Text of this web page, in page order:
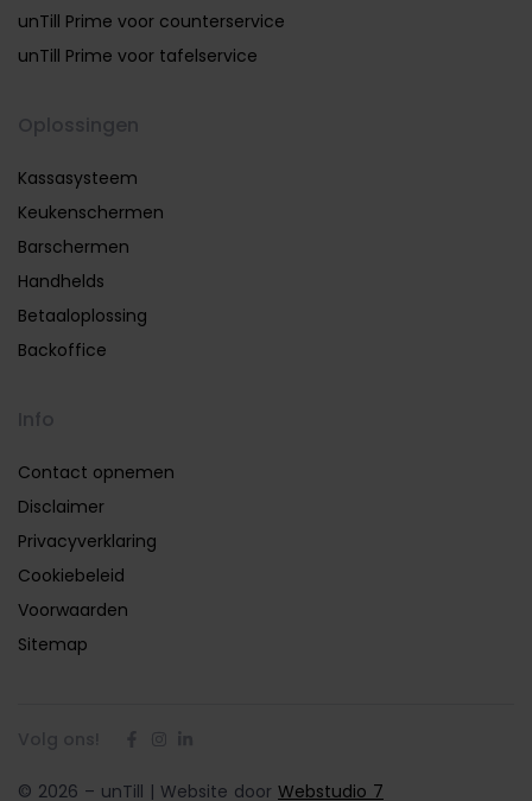
unTill Prime voor counterservice
unTill Prime voor tafelservice
Kassasysteem
Keukenschermen
Barschermen
Handhelds
Betaaloplossing
Backoffice
Contact opnemen
Disclaimer
Privacyverklaring
Cookiebeleid
Voorwaarden
Sitemap
© 2026 – unTill | Website door Webstudio 7